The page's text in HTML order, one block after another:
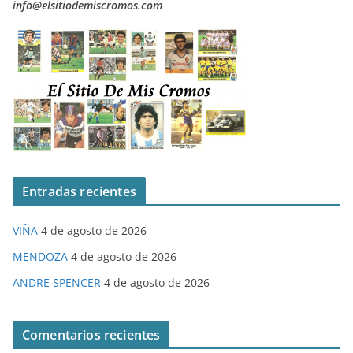
info@elsitiodemiscromos.com
Entradas recientes
VIÑA 4 de agosto de 2026
MENDOZA 4 de agosto de 2026
ANDRE SPENCER 4 de agosto de 2026
Comentarios recientes